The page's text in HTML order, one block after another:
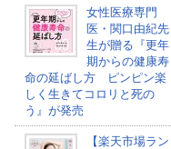
女性医療専門
医・関口由紀先
生が贈る『更年
期からの健康寿
命の延ばし方 ピンピン楽
しく生きてコロリと死の
う』が発売
【楽天市場ラン